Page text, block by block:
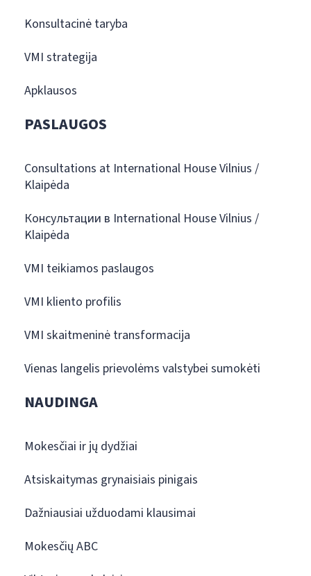
Konsultacinė taryba
VMI strategija
Apklausos
PASLAUGOS
Consultations at International House Vilnius /
Klaipėda
Консультации в International House Vilnius /
Klaipėda
VMI teikiamos paslaugos
VMI kliento profilis
VMI skaitmeninė transformacija
Vienas langelis prievolėms valstybei sumokėti
NAUDINGA
Mokesčiai ir jų dydžiai
Atsiskaitymas grynaisiais pinigais
Dažniausiai užduodami klausimai
Mokesčių ABC